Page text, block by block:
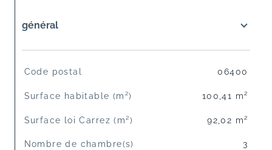
général
TRAD_SIROCCO_Caracteristique
Code postal 06400
Surface habitable (m²) 100,41 m²
Surface loi Carrez (m²) 92,02 m²
Nombre de chambre(s) 3